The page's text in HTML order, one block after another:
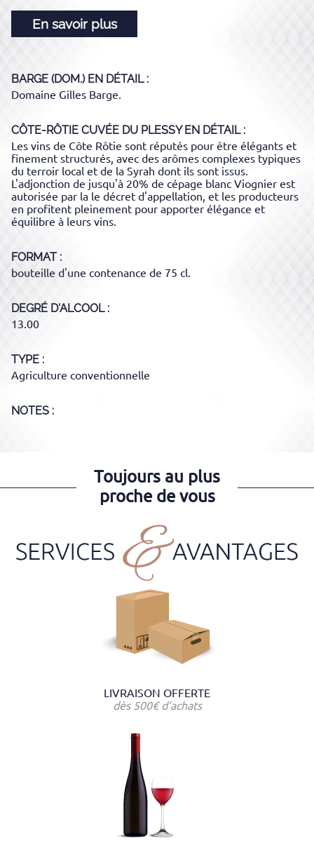
En savoir plus
BARGE (DOM.)EN DÉTAIL :
Domaine Gilles Barge.
CÔTE-RÔTIE CUVÉE DU PLESSYEN DÉTAIL :
Les vins de Côte Rôtie sont réputés pour être élégants et
finement structurés, avec des arômes complexes typiques
du terroir local et de la Syrah dont ils sont issus.
L'adjonction de jusqu'à 20% de cépage blanc Viognier est
autorisée par la le décret d'appellation, et les producteurs
en profitent pleinement pour apporter élégance et
équilibre à leurs vins.
FORMAT
bouteille d'une contenance de 75 cl.
DEGRÉ D'ALCOOL
13.00
TYPE
Agriculture conventionnelle
NOTES :
Toujours au plus
proche de vous
LIVRAISON OFFERTE
dès 500€ d'achats